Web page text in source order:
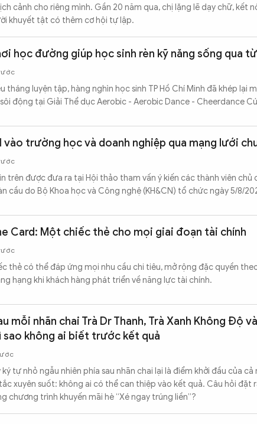
cảnh cho riêng mình. Gần 20 năm qua, chị lặng lẽ dạy chữ, kết
khuyết tật có thêm cơ hội tự lập.
học đường giúp học sinh rèn kỹ năng sống qua
tháng luyện tập, hàng nghìn học sinh TP Hồ Chí Minh đã khép lại
động tại Giải Thể dục Aerobic - Aerobic Dance - Cheerdance
vào trường học và doanh nghiệp qua mạng lưới
trên được đưa ra tại Hội thảo tham vấn ý kiến các thành viên chủ
cầu do Bộ Khoa học và Công nghệ (KH&CN) tổ chức ngày 5/8/
Card: Một chiếc thẻ cho mọi giai đoạn tài chính
thẻ có thể đáp ứng mọi nhu cầu chi tiêu, mở rộng đặc quyền
hạng khi khách hàng phát triển về năng lực tài chính.
mỗi nhãn chai Trà Dr Thanh, Trà Xanh Không Độ
sao không ai biết trước kết quả
ký tự nhỏ ngẫu nhiên phía sau nhãn chai lại là điểm khởi đầu của
xuyên suốt: không ai có thể can thiệp vào kết quả. Câu hỏi đặt
chương trình khuyến mãi hè “Xé ngay trúng liền”?